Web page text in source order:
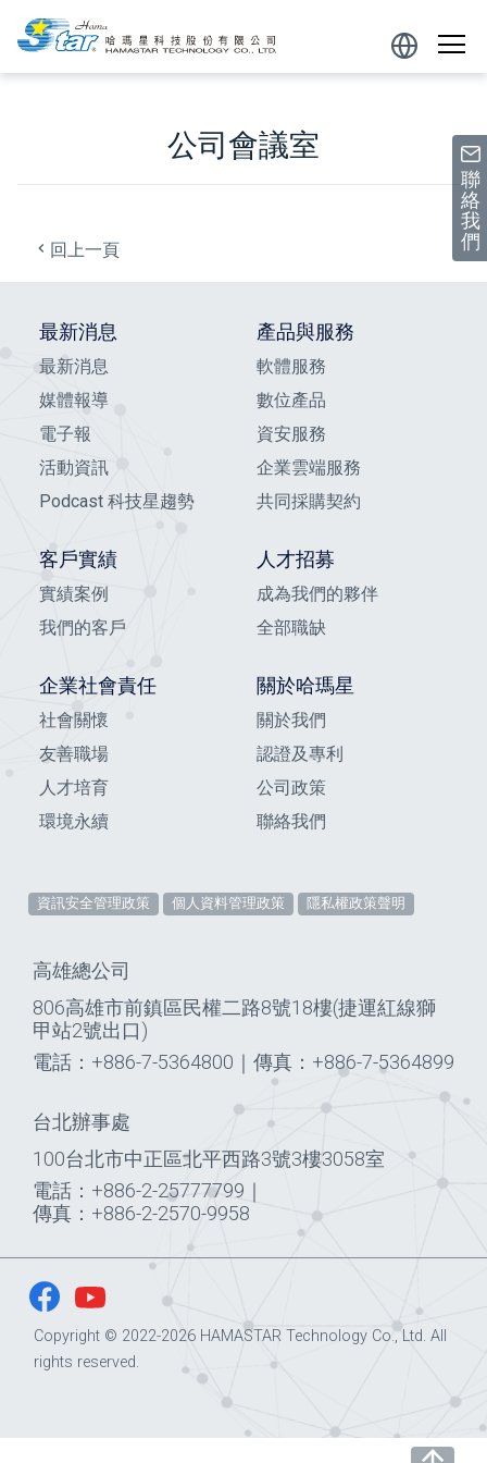
跳到主要內容區塊
聯
絡
我
們
Powered
by
公司會議室
回上一頁
最新消息
最新消息
媒體報導
電子報
活動資訊
Podcast 科技星趨勢
產品與服務
軟體服務
數位產品
資安服務
企業雲端服務
共同採購契約
客戶實績
實績案例
我們的客戶
人才招募
成為我們的夥伴
全部職缺
企業社會責任
社會關懷
友善職場
人才培育
環境永續
關於哈瑪星
關於我們
認證及專利
公司政策
聯絡我們
資訊安全管理政策 個人資料管理政策 隱私權政策聲明
高雄總公司
806高雄市前鎮區民權二路8號18樓(捷運紅線獅
甲站2號出口)
電話：+886-7-5364800 ｜ 傳真：+886-7-5364899
台北辦事處
100台北市中正區北平西路3號3樓3058室
電話：+886-2-25777799 ｜
傳真：+886-2-2570-9958
Copyright © 2022-2026 HAMASTAR Technology Co., Ltd. All
rights reserved.